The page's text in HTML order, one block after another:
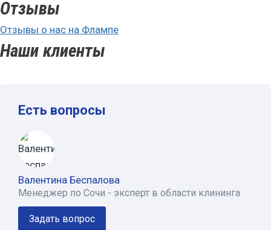
Отзывы
Отзывы о нас на Флампе
Наши клиенты
Есть вопросы
Валентина Беспалова
Менеджер по Сочи - эксперт в области клининга
Задать вопрос